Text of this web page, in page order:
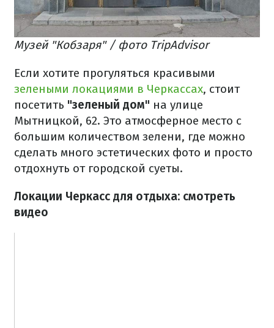
Музей "Кобзаря" / фото TripAdvisor
Если хотите прогуляться красивыми
зелеными локациями в Черкассах, стоит
посетить "зеленый дом" на улице
Мытницкой, 62. Это атмосферное место с
большим количеством зелени, где можно
сделать много эстетических фото и просто
отдохнуть от городской суеты.
Локации Черкасс для отдыха: смотреть
видео